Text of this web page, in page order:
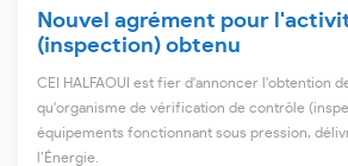
Nouvel agrément pour
(inspection) obtenu
CEI HALFAOUI est fier d'annoncer l'obtention
qu'organisme de vérification de contrôle
équipements fonctionnant sous pression,
l’Énergie.